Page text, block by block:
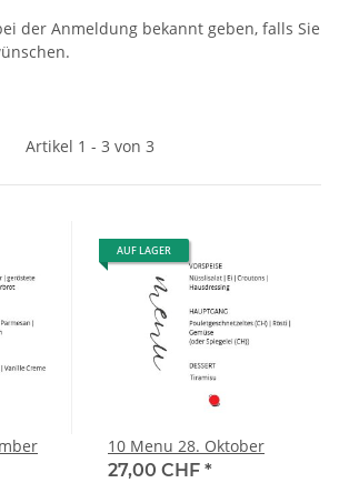
der Anmeldung bekannt geben, falls Sie
Artikel 1 - 3 von 3
AUF LAGER
10 Menu 28. Oktober
27,00 CHF *